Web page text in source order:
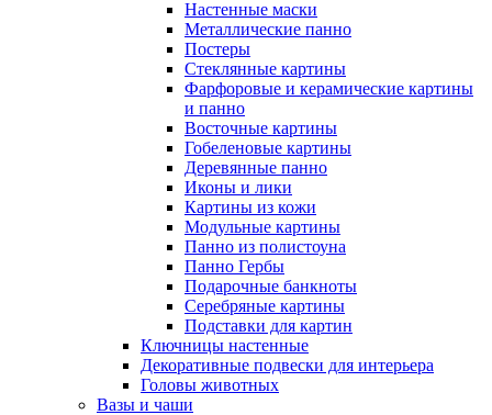
Настенные маски
Металлические панно
Постеры
Стеклянные картины
Фарфоровые и керамические картины
и панно
Восточные картины
Гобеленовые картины
Деревянные панно
Иконы и лики
Картины из кожи
Модульные картины
Панно из полистоуна
Панно Гербы
Подарочные банкноты
Серебряные картины
Подставки для картин
Ключницы настенные
Декоративные подвески для интерьера
Головы животных
Вазы и чаши